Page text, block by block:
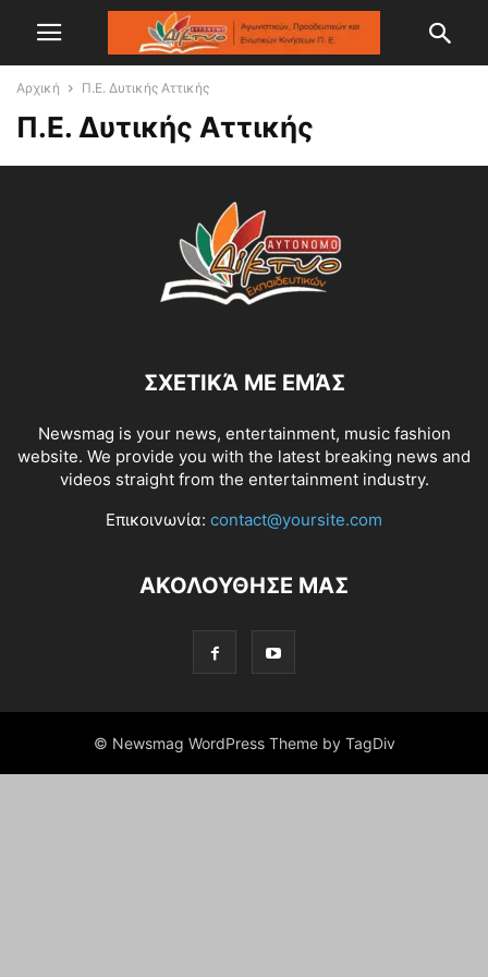
Αρχική Π.Ε. Δυτικής Αττικής
Π.Ε. Δυτικής Αττικής
ΣΧΕΤΙΚΆ ΜΕ ΕΜΆΣ
Newsmag is your news, entertainment, music fashion
website. We provide you with the latest breaking news and
videos straight from the entertainment industry.
Επικοινωνία: contact@yoursite.com
ΑΚΟΛΟΥΘΗΣΕ ΜΑΣ
© Newsmag WordPress Theme by TagDiv